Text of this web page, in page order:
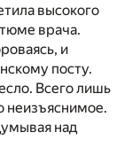
высокого
врача.
и
посту.
Всего лишь
неизъяснимое.
над